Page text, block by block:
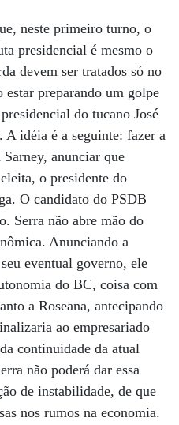
neste primeiro turno, o
presidencial é mesmo o
devem ser tratados só no
preparando um golpe
do tucano José
A idéia é a seguinte: fazer a
anunciar que
o presidente do
O candidato do PSDB
Serra não abre mão do
Anunciando a
eventual governo, ele
do BC, coisa com
a Roseana, antecipando
ao empresariado
continuidade da atual
não poderá dar essa
de instabilidade, de que
nos rumos na economia.